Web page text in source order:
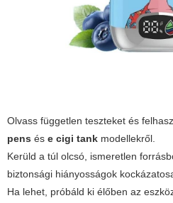
Olvass független teszteket és
pens és e cigi tank modellekről.
Kerüld a túl olcsó, ismeretlen
biztonsági hiányosságok
Ha lehet, próbáld ki élőben az